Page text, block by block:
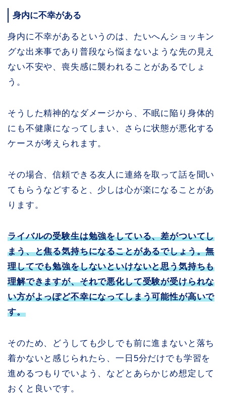
身内に不幸がある
身内に不幸があるというのは、たいへんショッキン
グな出来事であり普段なら悩まないような先の見え
ない不安や、喪失感に襲われることがあるでしょ
う。
そうした精神的なダメージから、不眠に陥り身体的
にも不健康になってしまい、さらに状態が悪化する
ケースが考えられます。
その場合、信頼できる友人に連絡を取って話を聞い
てもらうなどすると、少しは心が楽になることがあ
ります。
ライバルの受験生は勉強をしている、差がついてし
まう、と焦る気持ちになることがあるでしょう。無
理してでも勉強をしないといけないと思う気持ちも
理解できますが、それで悪化して受験が受けられな
い方がよっぽど不幸になってしまう可能性が高いで
す。
そのため、どうしても少しでも前に進まないと落ち
着かないと感じられたら、一日5分だけでも学習を
進めるつもりでいよう、などとあらかじめ想定して
おくと良いです。